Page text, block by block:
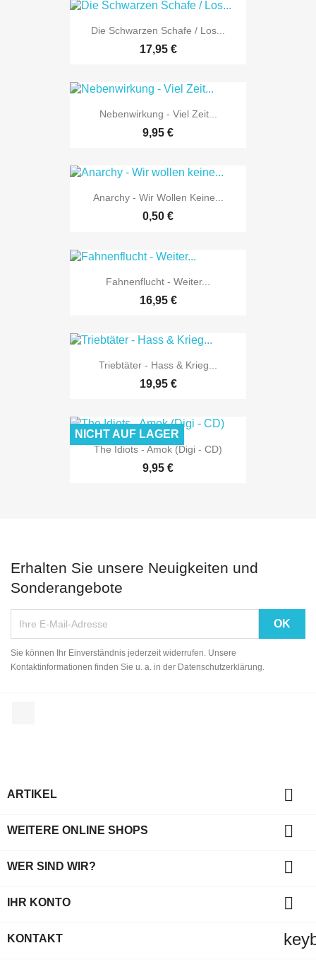
Die Schwarzen Schafe / Los...
17,95 €
Nebenwirkung - Viel Zeit...
9,95 €
Anarchy - Wir Wollen Keine...
0,50 €
Fahnenflucht - Weiter...
16,95 €
Triebtäter - Hass & Krieg...
19,95 €
The Idiots - Amok (Digi - CD)
9,95 €
NICHT AUF LAGER
Erhalten Sie unsere Neuigkeiten und
Sonderangebote
Sie können Ihr Einverständnis jederzeit widerrufen. Unsere
Kontaktinformationen finden Sie u. a. in der Datenschutzerklärung.
ARTIKEL 
WEITERE ONLINE SHOPS 
WER SIND WIR? 
IHR KONTO 
KONTAKT